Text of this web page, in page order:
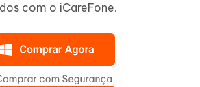
com o iCareFone.